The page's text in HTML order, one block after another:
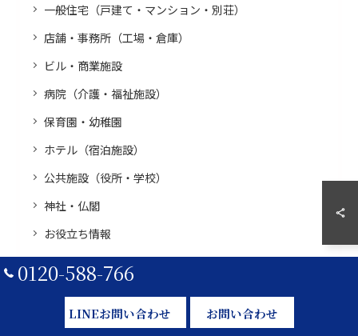
一般住宅（戸建て・マンション・別荘）
店舗・事務所（工場・倉庫）
ビル・商業施設
病院（介護・福祉施設）
保育園・幼稚園
ホテル（宿泊施設）
公共施設（役所・学校）
神社・仏閣
お役立ち情報
施工事例
0120-588-766
LINEお問い合わせ お問い合わせ